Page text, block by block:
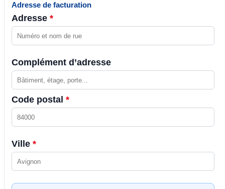
Adresse de facturation
Adresse *
Complément d’adresse
Code postal *
Ville *